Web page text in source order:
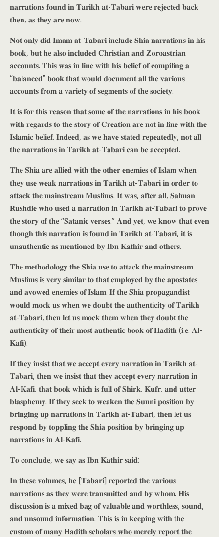
𝐧𝐚𝐫𝐫𝐚𝐭𝐢𝐨𝐧𝐬 𝐟𝐨𝐮𝐧𝐝 𝐢𝐧 𝐓𝐚𝐫𝐢𝐤𝐡 𝐚𝐭-𝐓𝐚𝐛𝐚𝐫𝐢 𝐰𝐞𝐫𝐞 𝐫𝐞𝐣𝐞𝐜𝐭𝐞𝐝 𝐛𝐚𝐜𝐤
𝐭𝐡𝐞𝐧, 𝐚𝐬 𝐭𝐡𝐞𝐲 𝐚𝐫𝐞 𝐧𝐨𝐰.
𝐍𝐨𝐭 𝐨𝐧𝐥𝐲 𝐝𝐢𝐝 𝐈𝐦𝐚𝐦 𝐚𝐭-𝐓𝐚𝐛𝐚𝐫𝐢 𝐢𝐧𝐜𝐥𝐮𝐝𝐞 𝐒𝐡𝐢𝐚 𝐧𝐚𝐫𝐫𝐚𝐭𝐢𝐨𝐧𝐬 𝐢𝐧 𝐡𝐢𝐬
𝐛𝐨𝐨𝐤, 𝐛𝐮𝐭 𝐡𝐞 𝐚𝐥𝐬𝐨 𝐢𝐧𝐜𝐥𝐮𝐝𝐞𝐝 𝐂𝐡𝐫𝐢𝐬𝐭𝐢𝐚𝐧 𝐚𝐧𝐝 𝐙𝐨𝐫𝐨𝐚𝐬𝐭𝐫𝐢𝐚𝐧
𝐚𝐜𝐜𝐨𝐮𝐧𝐭𝐬. 𝐓𝐡𝐢𝐬 𝐰𝐚𝐬 𝐢𝐧 𝐥𝐢𝐧𝐞 𝐰𝐢𝐭𝐡 𝐡𝐢𝐬 𝐛𝐞𝐥𝐢𝐞𝐟 𝐨𝐟 𝐜𝐨𝐦𝐩𝐢𝐥𝐢𝐧𝐠 𝐚
“𝐛𝐚𝐥𝐚𝐧𝐜𝐞𝐝” 𝐛𝐨𝐨𝐤 𝐭𝐡𝐚𝐭 𝐰𝐨𝐮𝐥𝐝 𝐝𝐨𝐜𝐮𝐦𝐞𝐧𝐭 𝐚𝐥𝐥 𝐭𝐡𝐞 𝐯𝐚𝐫𝐢𝐨𝐮𝐬
𝐚𝐜𝐜𝐨𝐮𝐧𝐭𝐬 𝐟𝐫𝐨𝐦 𝐚 𝐯𝐚𝐫𝐢𝐞𝐭𝐲 𝐨𝐟 𝐬𝐞𝐠𝐦𝐞𝐧𝐭𝐬 𝐨𝐟 𝐭𝐡𝐞 𝐬𝐨𝐜𝐢𝐞𝐭𝐲.
𝐈𝐭 𝐢𝐬 𝐟𝐨𝐫 𝐭𝐡𝐢𝐬 𝐫𝐞𝐚𝐬𝐨𝐧 𝐭𝐡𝐚𝐭 𝐬𝐨𝐦𝐞 𝐨𝐟 𝐭𝐡𝐞 𝐧𝐚𝐫𝐫𝐚𝐭𝐢𝐨𝐧𝐬 𝐢𝐧 𝐡𝐢𝐬 𝐛𝐨𝐨𝐤
𝐰𝐢𝐭𝐡 𝐫𝐞𝐠𝐚𝐫𝐝𝐬 𝐭𝐨 𝐭𝐡𝐞 𝐬𝐭𝐨𝐫𝐲 𝐨𝐟 𝐂𝐫𝐞𝐚𝐭𝐢𝐨𝐧 𝐚𝐫𝐞 𝐧𝐨𝐭 𝐢𝐧 𝐥𝐢𝐧𝐞 𝐰𝐢𝐭𝐡 𝐭𝐡𝐞
𝐈𝐬𝐥𝐚𝐦𝐢𝐜 𝐛𝐞𝐥𝐢𝐞𝐟. 𝐈𝐧𝐝𝐞𝐞𝐝, 𝐚𝐬 𝐰𝐞 𝐡𝐚𝐯𝐞 𝐬𝐭𝐚𝐭𝐞𝐝 𝐫𝐞𝐩𝐞𝐚𝐭𝐞𝐝𝐥𝐲, 𝐧𝐨𝐭 𝐚𝐥𝐥
𝐭𝐡𝐞 𝐧𝐚𝐫𝐫𝐚𝐭𝐢𝐨𝐧𝐬 𝐢𝐧 𝐓𝐚𝐫𝐢𝐤𝐡 𝐚𝐭-𝐓𝐚𝐛𝐚𝐫𝐢 𝐜𝐚𝐧 𝐛𝐞 𝐚𝐜𝐜𝐞𝐩𝐭𝐞𝐝.
𝐓𝐡𝐞 𝐒𝐡𝐢𝐚 𝐚𝐫𝐞 𝐚𝐥𝐥𝐢𝐞𝐝 𝐰𝐢𝐭𝐡 𝐭𝐡𝐞 𝐨𝐭𝐡𝐞𝐫 𝐞𝐧𝐞𝐦𝐢𝐞𝐬 𝐨𝐟 𝐈𝐬𝐥𝐚𝐦 𝐰𝐡𝐞𝐧
𝐭𝐡𝐞𝐲 𝐮𝐬𝐞 𝐰𝐞𝐚𝐤 𝐧𝐚𝐫𝐫𝐚𝐭𝐢𝐨𝐧𝐬 𝐢𝐧 𝐓𝐚𝐫𝐢𝐤𝐡 𝐚𝐭-𝐓𝐚𝐛𝐚𝐫𝐢 𝐢𝐧 𝐨𝐫𝐝𝐞𝐫 𝐭𝐨
𝐚𝐭𝐭𝐚𝐜𝐤 𝐭𝐡𝐞 𝐦𝐚𝐢𝐧𝐬𝐭𝐫𝐞𝐚𝐦 𝐌𝐮𝐬𝐥𝐢𝐦𝐬. 𝐈𝐭 𝐰𝐚𝐬, 𝐚𝐟𝐭𝐞𝐫 𝐚𝐥𝐥, 𝐒𝐚𝐥𝐦𝐚𝐧
𝐑𝐮𝐬𝐡𝐝𝐢𝐞 𝐰𝐡𝐨 𝐮𝐬𝐞𝐝 𝐚 𝐧𝐚𝐫𝐫𝐚𝐭𝐢𝐨𝐧 𝐢𝐧 𝐓𝐚𝐫𝐢𝐤𝐡 𝐚𝐭-𝐓𝐚𝐛𝐚𝐫𝐢 𝐭𝐨 𝐩𝐫𝐨𝐯𝐞
𝐭𝐡𝐞 𝐬𝐭𝐨𝐫𝐲 𝐨𝐟 𝐭𝐡𝐞 “𝐒𝐚𝐭𝐚𝐧𝐢𝐜 𝐯𝐞𝐫𝐬𝐞𝐬.” 𝐀𝐧𝐝 𝐲𝐞𝐭, 𝐰𝐞 𝐤𝐧𝐨𝐰 𝐭𝐡𝐚𝐭 𝐞𝐯𝐞𝐧
𝐭𝐡𝐨𝐮𝐠𝐡 𝐭𝐡𝐢𝐬 𝐧𝐚𝐫𝐫𝐚𝐭𝐢𝐨𝐧 𝐢𝐬 𝐟𝐨𝐮𝐧𝐝 𝐢𝐧 𝐓𝐚𝐫𝐢𝐤𝐡 𝐚𝐭-𝐓𝐚𝐛𝐚𝐫𝐢, 𝐢𝐭 𝐢𝐬
𝐮𝐧𝐚𝐮𝐭𝐡𝐞𝐧𝐭𝐢𝐜 𝐚𝐬 𝐦𝐞𝐧𝐭𝐢𝐨𝐧𝐞𝐝 𝐛𝐲 𝐈𝐛𝐧 𝐊𝐚𝐭𝐡𝐢𝐫 𝐚𝐧𝐝 𝐨𝐭𝐡𝐞𝐫𝐬.
𝐓𝐡𝐞 𝐦𝐞𝐭𝐡𝐨𝐝𝐨𝐥𝐨𝐠𝐲 𝐭𝐡𝐞 𝐒𝐡𝐢𝐚 𝐮𝐬𝐞 𝐭𝐨 𝐚𝐭𝐭𝐚𝐜𝐤 𝐭𝐡𝐞 𝐦𝐚𝐢𝐧𝐬𝐭𝐫𝐞𝐚𝐦
𝐌𝐮𝐬𝐥𝐢𝐦𝐬 𝐢𝐬 𝐯𝐞𝐫𝐲 𝐬𝐢𝐦𝐢𝐥𝐚𝐫 𝐭𝐨 𝐭𝐡𝐚𝐭 𝐞𝐦𝐩𝐥𝐨𝐲𝐞𝐝 𝐛𝐲 𝐭𝐡𝐞 𝐚𝐩𝐨𝐬𝐭𝐚𝐭𝐞𝐬
𝐚𝐧𝐝 𝐚𝐯𝐨𝐰𝐞𝐝 𝐞𝐧𝐞𝐦𝐢𝐞𝐬 𝐨𝐟 𝐈𝐬𝐥𝐚𝐦. 𝐈𝐟 𝐭𝐡𝐞 𝐒𝐡𝐢𝐚 𝐩𝐫𝐨𝐩𝐚𝐠𝐚𝐧𝐝𝐢𝐬𝐭
𝐰𝐨𝐮𝐥𝐝 𝐦𝐨𝐜𝐤 𝐮𝐬 𝐰𝐡𝐞𝐧 𝐰𝐞 𝐝𝐨𝐮𝐛𝐭 𝐭𝐡𝐞 𝐚𝐮𝐭𝐡𝐞𝐧𝐭𝐢𝐜𝐢𝐭𝐲 𝐨𝐟 𝐓𝐚𝐫𝐢𝐤𝐡
𝐚𝐭-𝐓𝐚𝐛𝐚𝐫𝐢, 𝐭𝐡𝐞𝐧 𝐥𝐞𝐭 𝐮𝐬 𝐦𝐨𝐜𝐤 𝐭𝐡𝐞𝐦 𝐰𝐡𝐞𝐧 𝐭𝐡𝐞𝐲 𝐝𝐨𝐮𝐛𝐭 𝐭𝐡𝐞
𝐚𝐮𝐭𝐡𝐞𝐧𝐭𝐢𝐜𝐢𝐭𝐲 𝐨𝐟 𝐭𝐡𝐞𝐢𝐫 𝐦𝐨𝐬𝐭 𝐚𝐮𝐭𝐡𝐞𝐧𝐭𝐢𝐜 𝐛𝐨𝐨𝐤 𝐨𝐟 𝐇𝐚𝐝𝐢𝐭𝐡 (𝐢.𝐞. 𝐀𝐥-
𝐊𝐚𝐟𝐢).
𝐈𝐟 𝐭𝐡𝐞𝐲 𝐢𝐧𝐬𝐢𝐬𝐭 𝐭𝐡𝐚𝐭 𝐰𝐞 𝐚𝐜𝐜𝐞𝐩𝐭 𝐞𝐯𝐞𝐫𝐲 𝐧𝐚𝐫𝐫𝐚𝐭𝐢𝐨𝐧 𝐢𝐧 𝐓𝐚𝐫𝐢𝐤𝐡 𝐚𝐭-
𝐓𝐚𝐛𝐚𝐫𝐢, 𝐭𝐡𝐞𝐧 𝐰𝐞 𝐢𝐧𝐬𝐢𝐬𝐭 𝐭𝐡𝐚𝐭 𝐭𝐡𝐞𝐲 𝐚𝐜𝐜𝐞𝐩𝐭 𝐞𝐯𝐞𝐫𝐲 𝐧𝐚𝐫𝐫𝐚𝐭𝐢𝐨𝐧 𝐢𝐧
𝐀𝐥-𝐊𝐚𝐟𝐢, 𝐭𝐡𝐚𝐭 𝐛𝐨𝐨𝐤 𝐰𝐡𝐢𝐜𝐡 𝐢𝐬 𝐟𝐮𝐥𝐥 𝐨𝐟 𝐒𝐡𝐢𝐫𝐤, 𝐊𝐮𝐟𝐫, 𝐚𝐧𝐝 𝐮𝐭𝐭𝐞𝐫
𝐛𝐥𝐚𝐬𝐩𝐡𝐞𝐦𝐲. 𝐈𝐟 𝐭𝐡𝐞𝐲 𝐬𝐞𝐞𝐤 𝐭𝐨 𝐰𝐞𝐚𝐤𝐞𝐧 𝐭𝐡𝐞 𝐒𝐮𝐧𝐧𝐢 𝐩𝐨𝐬𝐢𝐭𝐢𝐨𝐧 𝐛𝐲
𝐛𝐫𝐢𝐧𝐠𝐢𝐧𝐠 𝐮𝐩 𝐧𝐚𝐫𝐫𝐚𝐭𝐢𝐨𝐧𝐬 𝐢𝐧 𝐓𝐚𝐫𝐢𝐤𝐡 𝐚𝐭-𝐓𝐚𝐛𝐚𝐫𝐢, 𝐭𝐡𝐞𝐧 𝐥𝐞𝐭 𝐮𝐬
𝐫𝐞𝐬𝐩𝐨𝐧𝐝 𝐛𝐲 𝐭𝐨𝐩𝐩𝐥𝐢𝐧𝐠 𝐭𝐡𝐞 𝐒𝐡𝐢𝐚 𝐩𝐨𝐬𝐢𝐭𝐢𝐨𝐧 𝐛𝐲 𝐛𝐫𝐢𝐧𝐠𝐢𝐧𝐠 𝐮𝐩
𝐧𝐚𝐫𝐫𝐚𝐭𝐢𝐨𝐧𝐬 𝐢𝐧 𝐀𝐥-𝐊𝐚𝐟𝐢.
𝐓𝐨 𝐜𝐨𝐧𝐜𝐥𝐮𝐝𝐞, 𝐰𝐞 𝐬𝐚𝐲 𝐚𝐬 𝐈𝐛𝐧 𝐊𝐚𝐭𝐡𝐢𝐫 𝐬𝐚𝐢𝐝:
𝐈𝐧 𝐭𝐡𝐞𝐬𝐞 𝐯𝐨𝐥𝐮𝐦𝐞𝐬, 𝐡𝐞 [𝐓𝐚𝐛𝐚𝐫𝐢] 𝐫𝐞𝐩𝐨𝐫𝐭𝐞𝐝 𝐭𝐡𝐞 𝐯𝐚𝐫𝐢𝐨𝐮𝐬
𝐧𝐚𝐫𝐫𝐚𝐭𝐢𝐨𝐧𝐬 𝐚𝐬 𝐭𝐡𝐞𝐲 𝐰𝐞𝐫𝐞 𝐭𝐫𝐚𝐧𝐬𝐦𝐢𝐭𝐭𝐞𝐝 𝐚𝐧𝐝 𝐛𝐲 𝐰𝐡𝐨𝐦. 𝐇𝐢𝐬
𝐝𝐢𝐬𝐜𝐮𝐬𝐬𝐢𝐨𝐧 𝐢𝐬 𝐚 𝐦𝐢𝐱𝐞𝐝 𝐛𝐚𝐠 𝐨𝐟 𝐯𝐚𝐥𝐮𝐚𝐛𝐥𝐞 𝐚𝐧𝐝 𝐰𝐨𝐫𝐭𝐡𝐥𝐞𝐬𝐬, 𝐬𝐨𝐮𝐧𝐝,
𝐚𝐧𝐝 𝐮𝐧𝐬𝐨𝐮𝐧𝐝 𝐢𝐧𝐟𝐨𝐫𝐦𝐚𝐭𝐢𝐨𝐧. 𝐓𝐡𝐢𝐬 𝐢𝐬 𝐢𝐧 𝐤𝐞𝐞𝐩𝐢𝐧𝐠 𝐰𝐢𝐭𝐡 𝐭𝐡𝐞
𝐜𝐮𝐬𝐭𝐨𝐦 𝐨𝐟 𝐦𝐚𝐧𝐲 𝐇𝐚𝐝𝐢𝐭𝐡 𝐬𝐜𝐡𝐨𝐥𝐚𝐫𝐬 𝐰𝐡𝐨 𝐦𝐞𝐫𝐞𝐥𝐲 𝐫𝐞𝐩𝐨𝐫𝐭 𝐭𝐡𝐞